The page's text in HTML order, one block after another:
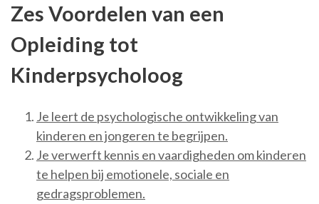
Zes Voordelen van een
Opleiding tot
Kinderpsycholoog
Je leert de psychologische ontwikkeling van
kinderen en jongeren te begrijpen.
Je verwerft kennis en vaardigheden om kinderen
te helpen bij emotionele, sociale en
gedragsproblemen.